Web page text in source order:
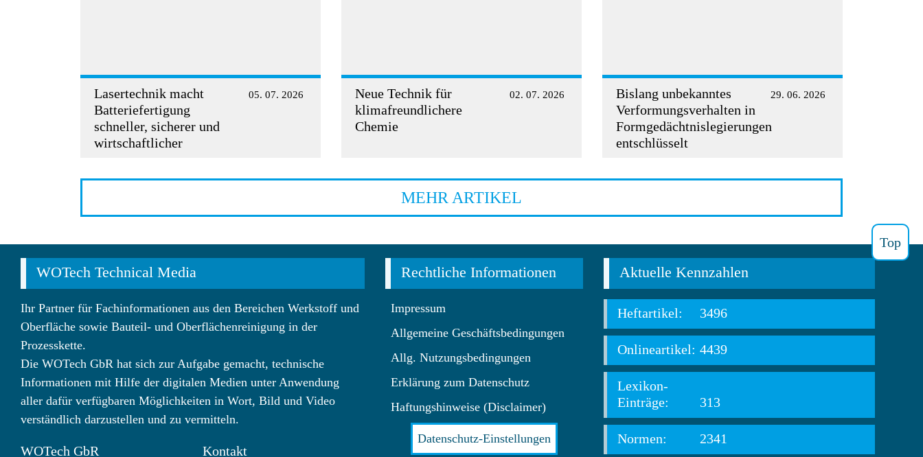
05. 07. 2026
Lasertechnik macht
Batteriefertigung
schneller, sicherer und
wirtschaftlicher
02. 07. 2026
Neue Technik für
klimafreundlichere
Chemie
29. 06. 2026
Bislang unbekanntes
Verformungsverhalten in
Formgedächtnislegierungen
entschlüsselt
MEHR ARTIKEL
Top
WOTech Technical Media
Ihr Partner für Fachinformationen aus den Bereichen Werkstoff und
Oberfläche sowie Bauteil- und Oberflächenreinigung in der
Prozesskette.
Die WOTech GbR hat sich zur Aufgabe gemacht, technische
Informationen mit Hilfe der digitalen Medien unter Anwendung
aller dafür verfügbaren Möglichkeiten in Wort, Bild und Video
verständlich darzustellen und zu vermitteln.
WOTech GbR Kontakt
Rechtliche Informationen
Impressum
Allgemeine Geschäftsbedingungen
Allg. Nutzungsbedingungen
Erklärung zum Datenschutz
Haftungshinweise (Disclaimer)
Datenschutz-Einstellungen
Aktuelle Kennzahlen
Heftartikel: 3496
Onlineartikel: 4439
Lexikon-
Einträge:
313
Normen: 2341